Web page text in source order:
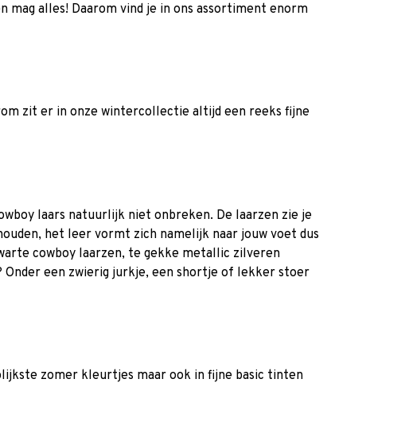
mag alles! Daarom vind je in ons assortiment enorm
zit er in onze wintercollectie altijd een reeks fijne
laars natuurlijk niet onbreken. De laarzen zie je
het leer vormt zich namelijk naar jouw voet dus
cowboy laarzen, te gekke metallic zilveren
een zwierig jurkje, een shortje of lekker stoer
zomer kleurtjes maar ook in fijne basic tinten